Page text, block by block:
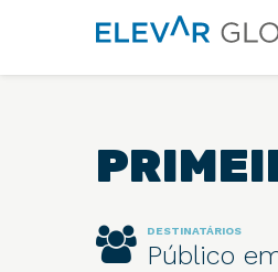
Elevar
Global
DESTINATÁRIOS
Público